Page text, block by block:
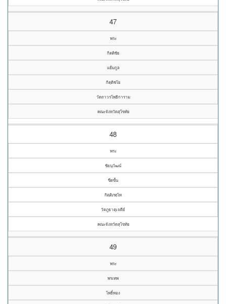
47
พระ
กิตติชัย
แย้มกูล
กิตฺติชโย
วัดถาวรโพธิการาม
คณะจังหวัดสุโขทัย
48
พระ
ชัยนุวัฒน์
ขีดขั้น
กิตฺติภทฺโท
วัดภูธาตุเจดีย์
คณะจังหวัดสุโขทัย
49
พระ
พรเทพ
โพธิ์ทอง